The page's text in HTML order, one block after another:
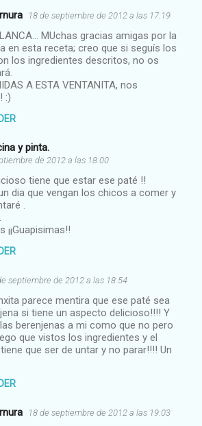
18 de septiembre de 2012 a las 17:19
MUchas gracias amigas por la
en esta receta; creo que si seguís los
los ingredientes descritos, no os
A ESTA VENTANITA, nos
:)
y pinta.
de 2012 a las 18:00
tiene que estar ese paté !!
dia que vengan los chicos a comer y
.
septiembre de 2012 a las 18:54
parece mentira que ese paté sea
si tiene un aspecto delicioso!!!! Y
berenjenas a mi como que no pero
que vistos los ingredientes y el
que ser de untar y no parar!!!! Un
18 de septiembre de 2012 a las 19:03